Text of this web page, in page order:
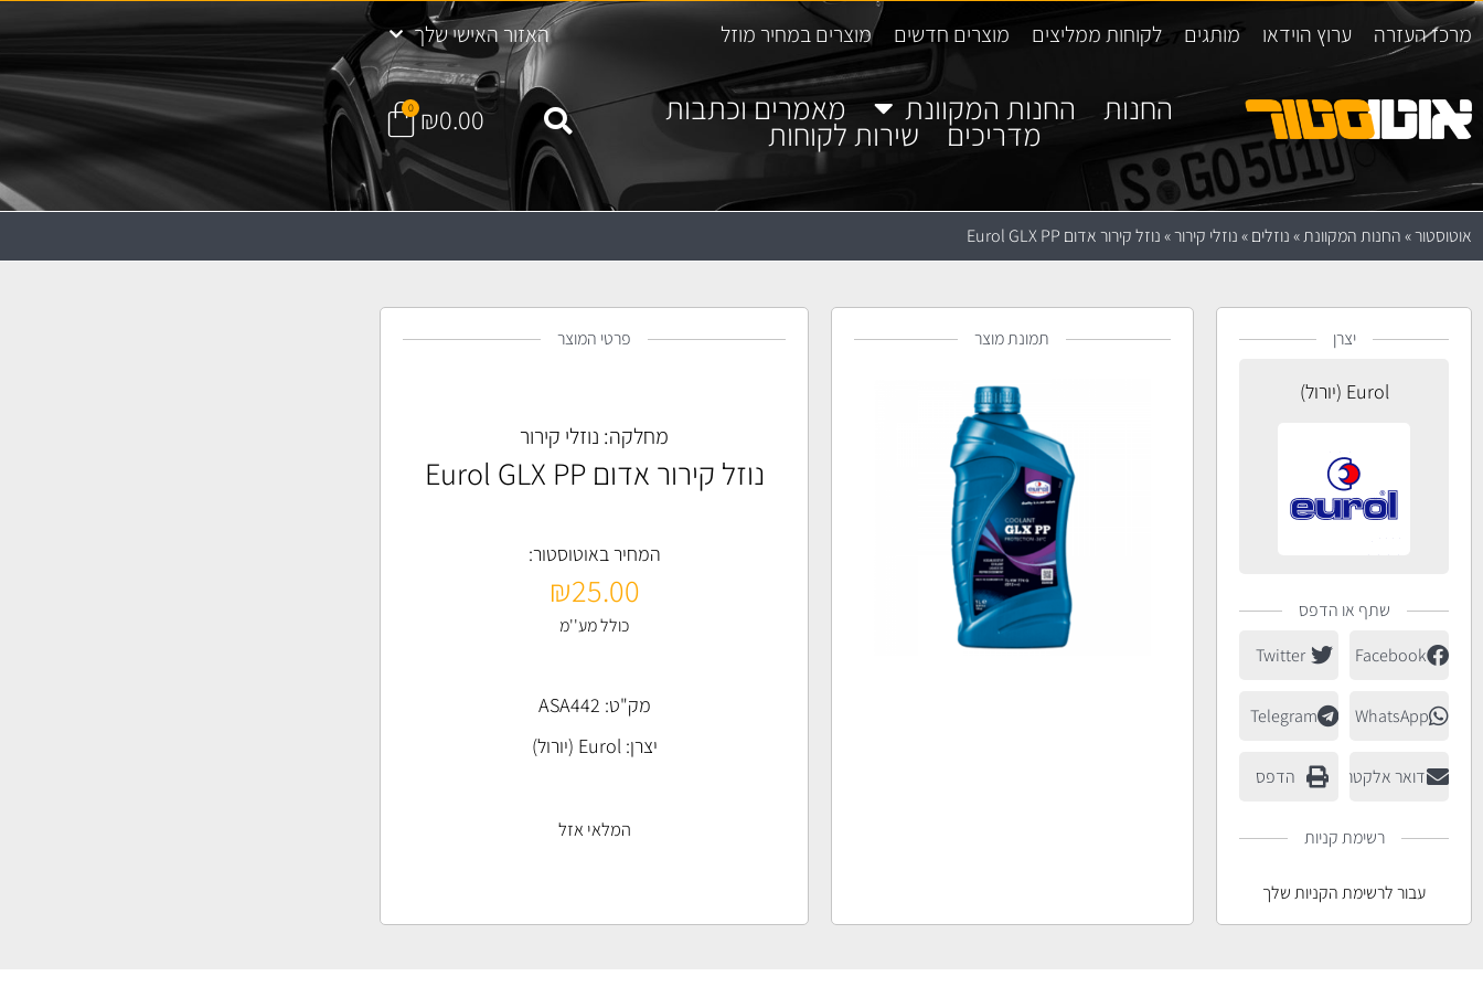
מרכז העזרה ערוץ הוידאו מותגים לקוחות ממליצים מוצרים חדשים מוצרים במחיר מוזל האזור האישי שלך
החנות החנות המקוונת מאמרים וכתבות
מדריכים שירות לקוחות ₪0.00
0
אוטוסטור»החנות המקוונת»נוזלים»נוזלי קירור»נוזל קירור אדום Eurol GLX PP
יצרן
Eurol (יורול)
שתף או הדפס
Facebook
Twitter
WhatsApp
Telegram
דואר אלקטרוני הדפס
רשימת קניות
עבור לרשימת הקניות שלך
תמונת מוצר פרטי המוצר
מחלקה: נוזלי קירור
נוזל קירור אדום Eurol GLX PP
המחיר באוטוסטור:
₪25.00
כולל מע''מ
מק"ט: ASA442
יצרן:Eurol (יורול)
המלאי אזל